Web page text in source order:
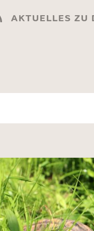
AKTUELLES ZU